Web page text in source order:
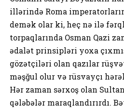
illərində Roma
demək olar ki, heç nə ilə
torpaqlarında Osman Qazi
ədalət prinsipləri yoxa
gözətçiləri olan qazılar
məşğul olur və rüsvayçı
Hər zaman sərxoş olan
qələbələr maraqlandırırdı.